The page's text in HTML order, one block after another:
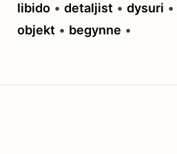
libido • detaljist • dysuri •
objekt • begynne •